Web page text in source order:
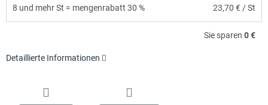
8 und mehr St = mengenrabatt 30 % 23,70 € / St
Sie sparen 0 €
Detaillierte Informationen